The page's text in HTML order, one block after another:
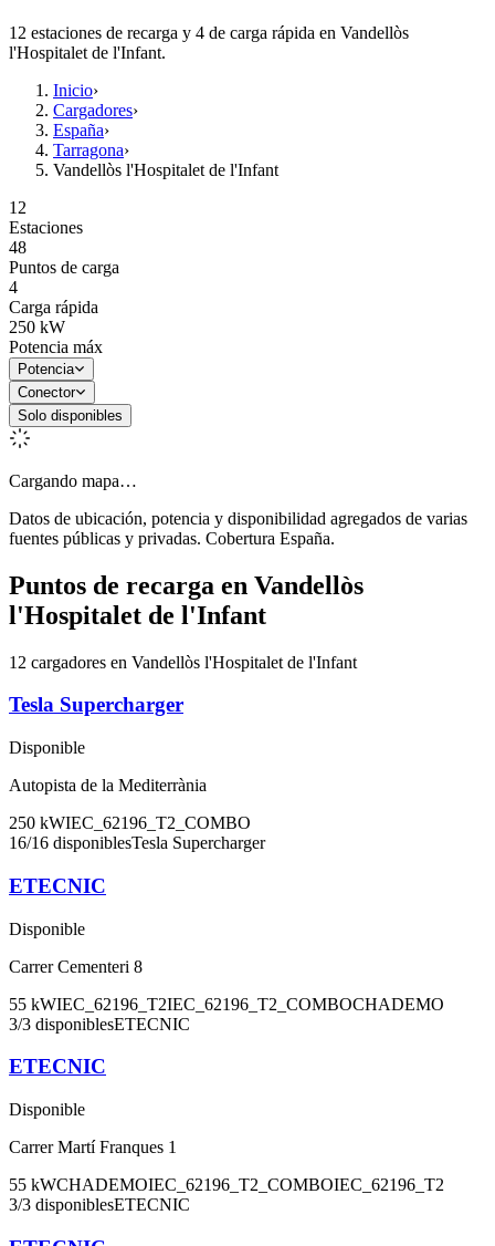
12 estaciones de recarga y 4 de carga rápida en Vandellòs
l'Hospitalet de l'Infant.
Inicio›
Cargadores›
España›
Tarragona›
Vandellòs l'Hospitalet de l'Infant
12
Estaciones
48
Puntos de carga
4
Carga rápida
250 kW
Potencia máx
Potencia
Conector
Solo disponibles
Cargando mapa…
Datos de ubicación, potencia y disponibilidad agregados de varias
fuentes públicas y privadas. Cobertura España.
Puntos de recarga en Vandellòs
l'Hospitalet de l'Infant
12 cargadores en Vandellòs l'Hospitalet de l'Infant
Tesla Supercharger
Disponible
Autopista de la Mediterrània
250 kWIEC_62196_T2_COMBO
16/16 disponiblesTesla Supercharger
ETECNIC
Disponible
Carrer Cementeri 8
55 kWIEC_62196_T2IEC_62196_T2_COMBOCHADEMO
3/3 disponiblesETECNIC
ETECNIC
Disponible
Carrer Martí Franques 1
55 kWCHADEMOIEC_62196_T2_COMBOIEC_62196_T2
3/3 disponiblesETECNIC